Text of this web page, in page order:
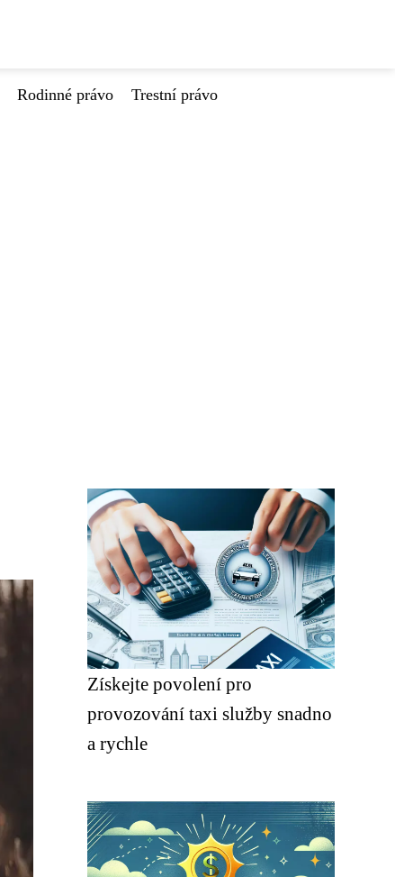
Rodinné právo
Trestní právo
Získejte povolení pro
provozování taxi služby snadno
a rychle